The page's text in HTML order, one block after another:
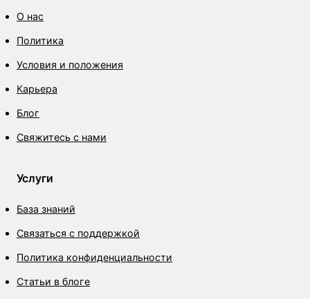
О нас
Политика
Условия и положения
Карьера
Блог
Свяжитесь с нами
Услуги
База знаний
Связаться с поддержкой
Политика конфиденциальности
Статьи в блоге